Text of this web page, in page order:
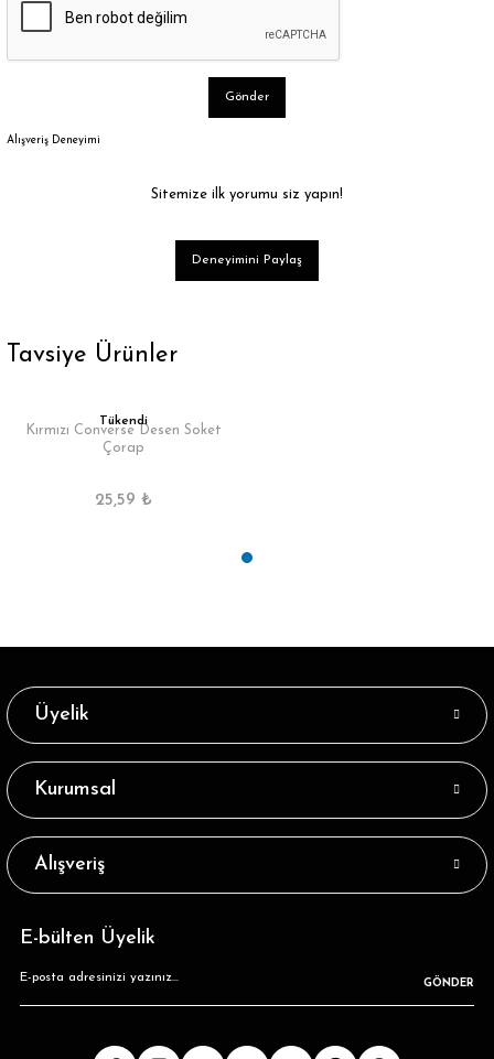
Gönder
Alışveriş Deneyimi
Sitemize ilk yorumu siz yapın!
Deneyimini Paylaş
Tavsiye Ürünler
Tükendi
Kırmızı Converse Desen Soket
Çorap
25,59 ₺
Üyelik
Kurumsal
Alışveriş
E-bülten Üyelik
GÖNDER